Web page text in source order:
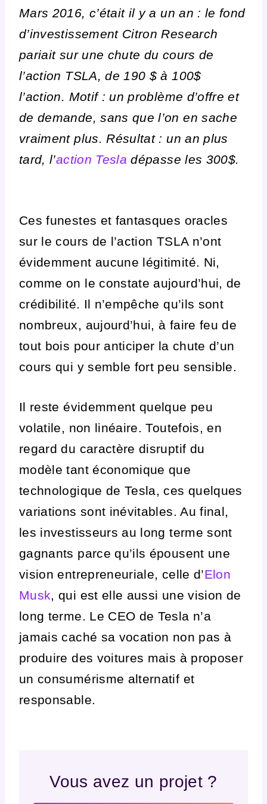
Mars 2016, c’était il y a un an : le fond
d’investissement Citron Research
pariait sur une chute du cours de
l’action TSLA, de 190 $ à 100$
l’action. Motif : un problème d’offre et
de demande, sans que l’on en sache
vraiment plus. Résultat : un an plus
tard, l’action Tesla dépasse les 300$.
Ces funestes et fantasques oracles
sur le cours de l’action TSLA n’ont
évidemment aucune légitimité. Ni,
comme on le constate aujourd’hui, de
crédibilité. Il n’empêche qu’ils sont
nombreux, aujourd’hui, à faire feu de
tout bois pour anticiper la chute d’un
cours qui y semble fort peu sensible.
Il reste évidemment quelque peu
volatile, non linéaire. Toutefois, en
regard du caractère disruptif du
modèle tant économique que
technologique de Tesla, ces quelques
variations sont inévitables. Au final,
les investisseurs au long terme sont
gagnants parce qu’ils épousent une
vision entrepreneuriale, celle d’Elon
Musk, qui est elle aussi une vision de
long terme. Le CEO de Tesla n’a
jamais caché sa vocation non pas à
produire des voitures mais à proposer
unconsumérisme alternatif et
responsable.
Vous avez un projet ?